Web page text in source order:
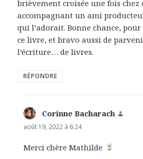
brièvement croisée une fois chez
accompagnant un ami
qui l’adorait. Bonne chance,
ce livre, et bravo aussi de
l’écriture… de livres.
RÉPONDRE
Corinne Bacharach
août 19, 2022 à 6:24
Merci chère Mathilde